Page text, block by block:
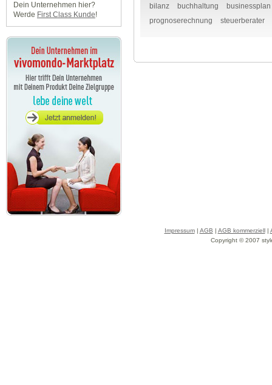
Dein Unternehmen hier?
Werde First Class Kunde!
bilanz buchhaltung
businessplan
prognoserechnung
steuerberater
Impressum| AGB | AGB kommerziell|
Copyright © 2007